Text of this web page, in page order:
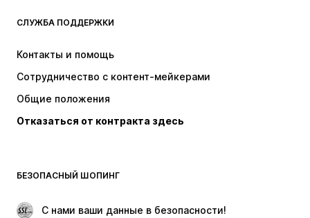
НОВИНКИ
Куртки
Свитеры и вязаные изделия
Белье
Пальто
Юбки
Поводы
ЭКСКЛЮЗИВ
СЛУЖБА ПОДДЕРЖКИ
Контакты и помощь
Сотрудничество с контент-мейкерами
Общие положения
Отказаться от контракта здесь
БЕЗОПАСНЫЙ ШОПИНГ
С нами ваши данные в безопасности!